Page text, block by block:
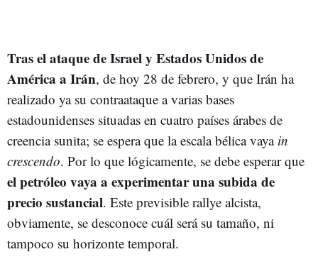
Tras el ataque de Israel y Estados Unidos de
América a Irán, de hoy 28 de febrero, y que Irán ha
realizado ya su contraataque a varias bases
estadounidenses situadas en cuatro países árabes de
creencia sunita; se espera que la escala bélica vaya in
crescendo. Por lo que lógicamente, se debe esperar que
el petróleo vaya a experimentar una subida de
precio sustancial. Este previsible rallye alcista,
obviamente, se desconoce cuál será su tamaño, ni
tampoco su horizonte temporal.